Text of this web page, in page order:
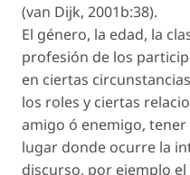
(van Dijk, 2001b:38).
El género, la edad, la
profesión de los
en ciertas
los roles y ciertas
amigo ó enemigo,
lugar donde ocurre la
discurso, por ejemplo el